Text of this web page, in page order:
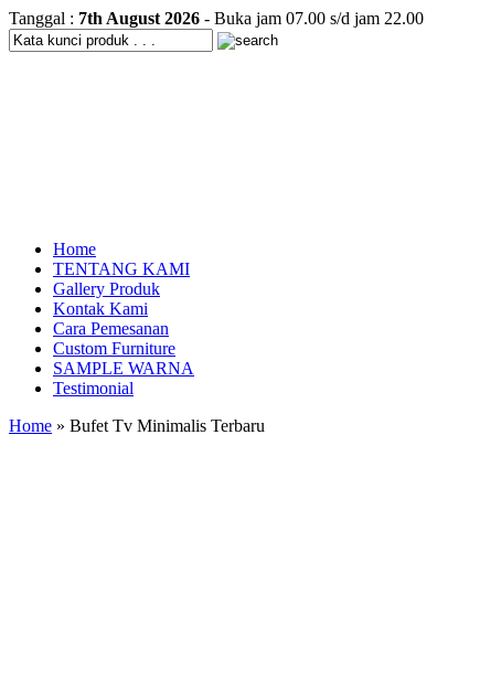
Tanggal : 7th August 2026 - Buka jam 07.00 s/d jam 22.00
Home
TENTANG KAMI
Gallery Produk
Kontak Kami
Cara Pemesanan
Custom Furniture
SAMPLE WARNA
Testimonial
Home » Bufet Tv Minimalis Terbaru